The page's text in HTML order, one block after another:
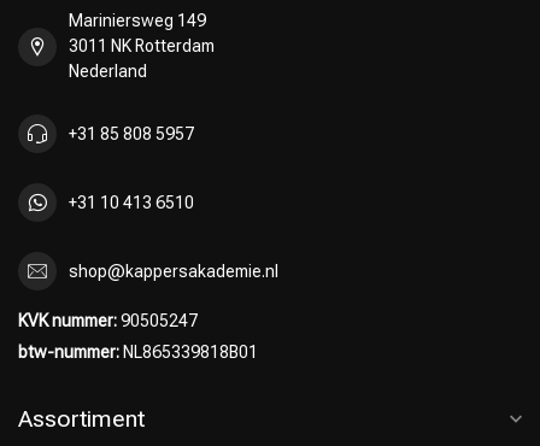
Keuze van onze Kappers
Mariniersweg 149
3011 NK Rotterdam
Nederland
+31 85 808 5957
+31 10 413 6510
shop@kappersakademie.nl
KVK nummer:90505247
btw-nummer: NL865339818B01
Assortiment